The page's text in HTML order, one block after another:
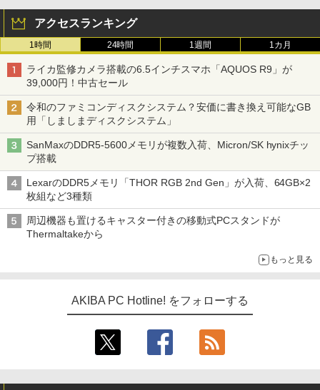
アクセスランキング
1時間 24時間 1週間 1カ月
ライカ監修カメラ搭載の6.5インチスマホ「AQUOS R9」が
39,000円！中古セール
令和のファミコンディスクシステム？安価に書き換え可能なGB
用「しましまディスクシステム」
SanMaxのDDR5-5600メモリが複数入荷、Micron/SK hynixチッ
プ搭載
LexarのDDR5メモリ「THOR RGB 2nd Gen」が入荷、64GB×2
枚組など3種類
周辺機器も置けるキャスター付きの移動式PCスタンドが
Thermaltakeから
もっと見る
AKIBA PC Hotline! をフォローする